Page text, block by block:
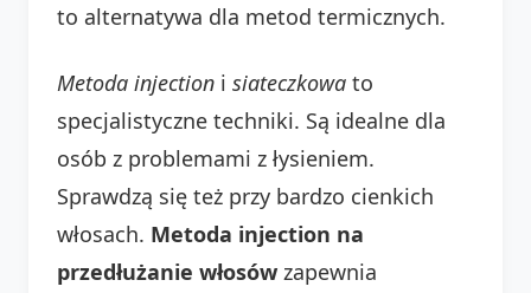
to alternatywa dla metod termicznych.
Metoda injection i siateczkowa to
specjalistyczne techniki. Są idealne dla
osób z problemami z łysieniem.
Sprawdzą się też przy bardzo cienkich
włosach. Metoda injection na
przedłużanie włosów zapewnia